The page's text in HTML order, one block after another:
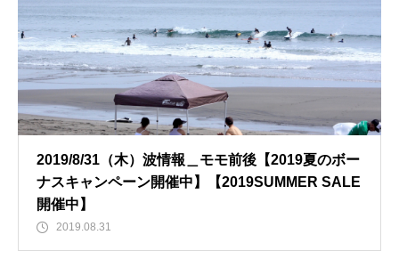
2019/8/31（木）波情報＿モモ前後【2019夏のボー
ナスキャンペーン開催中】【2019SUMMER SALE
開催中】
2019.08.31